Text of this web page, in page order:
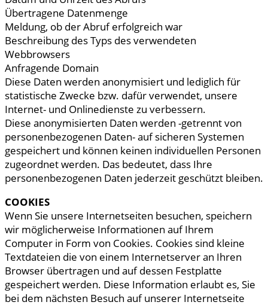
Übertragene Datenmenge
Meldung, ob der Abruf erfolgreich war
Beschreibung des Typs des verwendeten
Webbrowsers
Anfragende Domain
Diese Daten werden anonymisiert und lediglich für
statistische Zwecke bzw. dafür verwendet, unsere
Internet- und Onlinedienste zu verbessern.
Diese anonymisierten Daten werden -getrennt von
personenbezogenen Daten- auf sicheren Systemen
gespeichert und können keinen individuellen Personen
zugeordnet werden. Das bedeutet, dass Ihre
personenbezogenen Daten jederzeit geschützt bleiben.
COOKIES
Wenn Sie unsere Internetseiten besuchen, speichern
wir möglicherweise Informationen auf Ihrem
Computer in Form von Cookies. Cookies sind kleine
Textdateien die von einem Internetserver an Ihren
Browser übertragen und auf dessen Festplatte
gespeichert werden. Diese Information erlaubt es, Sie
bei dem nächsten Besuch auf unserer Internetseite